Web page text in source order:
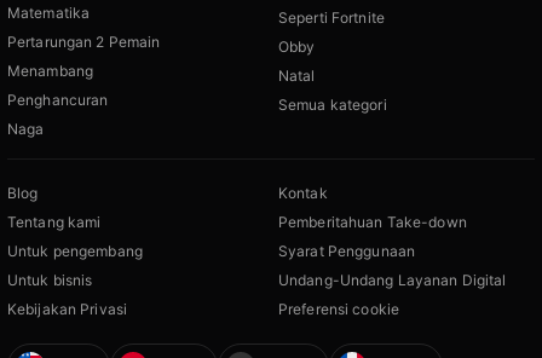
Matematika
Pertarungan 2 Pemain
Menambang
Penghancuran
Naga
Seperti Fortnite
Obby
Natal
Semua kategori
Blog
Tentang kami
Untuk pengembang
Untuk bisnis
Kebijakan Privasi
Kontak
Pemberitahuan Take-down
Syarat Penggunaan
Undang-Undang Layanan Digital
Preferensi cookie